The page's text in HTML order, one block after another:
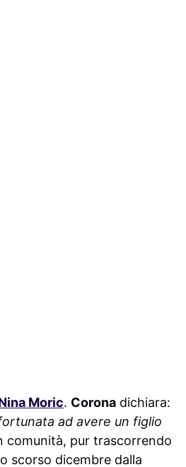
Moric. Corona dichiara:
ad avere un figlio
comunità, pur trascorrendo
scorso dicembre dalla